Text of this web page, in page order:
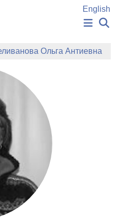
English
СЛОВА
Ольга Антиевна